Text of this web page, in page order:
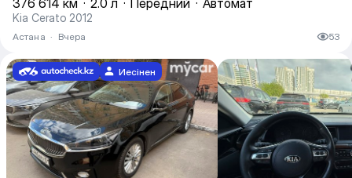
376 614 км · 2.0 л · Передний · Автомат
Kia Cerato 2012
Астана · Вчера 53
Иесінен